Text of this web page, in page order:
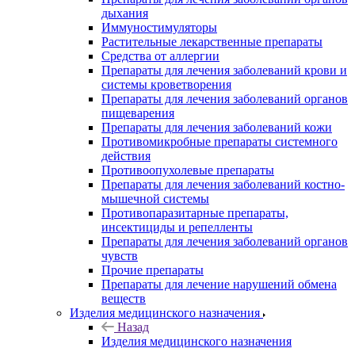
дыхания
Иммуностимуляторы
Растительные лекарственные препараты
Средства от аллергии
Препараты для лечения заболеваний крови и
системы кроветворения
Препараты для лечения заболеваний органов
пищеварения
Препараты для лечения заболеваний кожи
Противомикробные препараты системного
действия
Противоопухолевые препараты
Препараты для лечения заболеваний костно-
мышечной системы
Противопаразитарные препараты,
инсектициды и репелленты
Препараты для лечения заболеваний органов
чувств
Прочие препараты
Препараты для лечение нарушений обмена
веществ
Изделия медицинского назначения
Назад
Изделия медицинского назначения